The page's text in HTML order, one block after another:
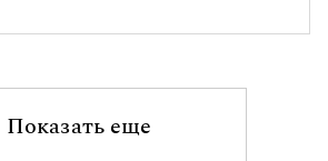
Показать еще